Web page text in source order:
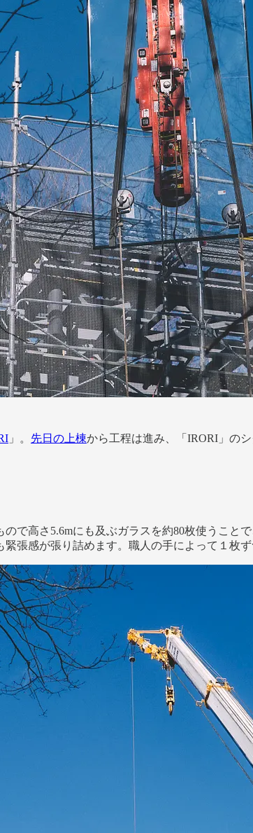
」。 先日の上棟から工程は進み、「IRORI」の
で高さ5.6mにも及ぶガラスを約80枚使うこと
張感が張り詰めます。職人の手によって１枚ず